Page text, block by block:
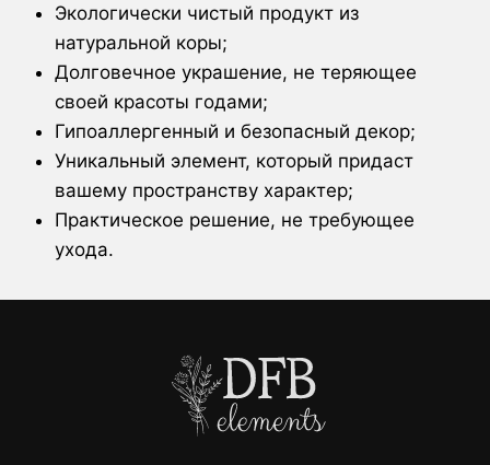
Экологически чистый продукт из
натуральной коры;
Долговечное украшение, не теряющее
своей красоты годами;
Гипоаллергенный и безопасный декор;
Уникальный элемент, который придаст
вашему пространству характер;
Практическое решение, не требующее
ухода.